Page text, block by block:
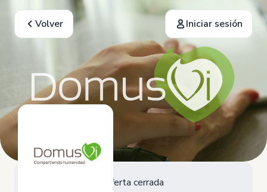
Volver Iniciar sesión
Oferta cerrada